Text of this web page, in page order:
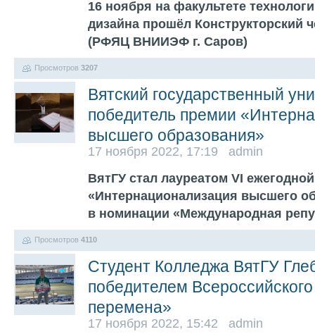
16 ноября на факультете
дизайна прошёл Конструкторский
(РФЯЦ ВНИИЭФ г. Саров)
Просмотров 3207
Вятский государственный
победитель премии
высшего образования»
17 ноября 2022, 17:19 admin
ВятГУ стал лауреатом VI
«Интернационализация высшего
в номинации «Международная
Просмотров 4110
Студент Колледжа ВятГУ
победителем
перемена»
17 ноября 2022, 15:42 admin